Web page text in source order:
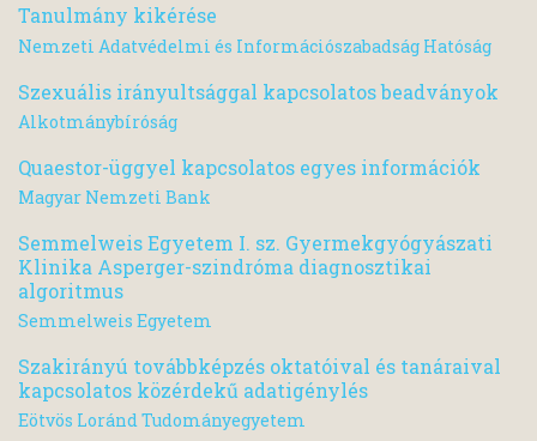
Tanulmány kikérése
Nemzeti Adatvédelmi és Információszabadság Hatóság
Szexuális irányultsággal kapcsolatos beadványok
Alkotmánybíróság
Quaestor-üggyel kapcsolatos egyes információk
Magyar Nemzeti Bank
Semmelweis Egyetem I. sz. Gyermekgyógyászati
Klinika Asperger-szindróma diagnosztikai
algoritmus
Semmelweis Egyetem
Szakirányú továbbképzés oktatóival és tanáraival
kapcsolatos közérdekű adatigénylés
Eötvös Loránd Tudományegyetem